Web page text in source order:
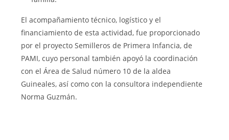
El acompañamiento técnico, logístico y el
financiamiento de esta actividad, fue proporcionado
por el proyecto Semilleros de Primera Infancia, de
PAMI, cuyo personal también apoyó la coordinación
con el Área de Salud número 10 de la aldea
Guineales, así como con la consultora independiente
Norma Guzmán.